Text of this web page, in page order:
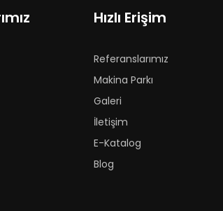
Hızlı Erişim
Referanslarımız
Makina Parkı
Galeri
İletişim
E-Katalog
Blog